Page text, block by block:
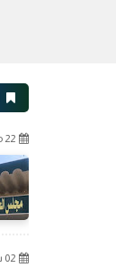
22 مارس 2024
02 سبتمبر 2022